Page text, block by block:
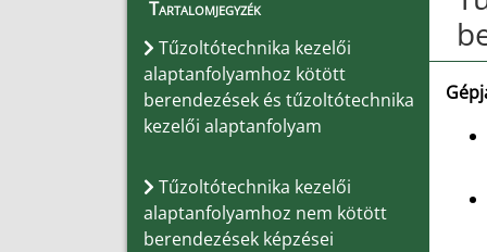
Tartalomjegyzék
Tűzoltótechnika kezelői
alaptanfolyamhoz kötött
berendezések és tűzoltótechnika
kezelői alaptanfolyam
Tűzoltótechnika kezelői
alaptanfolyamhoz nem kötött
berendezések képzései